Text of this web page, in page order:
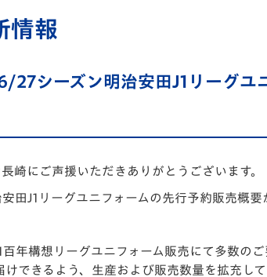
ル
ィール
ール
フォトギャラリー
スタジアムグルメ
Revive Team
ヴィヴィくんの
情報
27シーズン明治安田J1リーグユ
崎にご声援いただきありがとうございます。
田J1リーグユニフォームの先行予約販売概要
百年構想リーグユニフォーム販売にて多数の
けできるよう、生産および販売数量を拡充して